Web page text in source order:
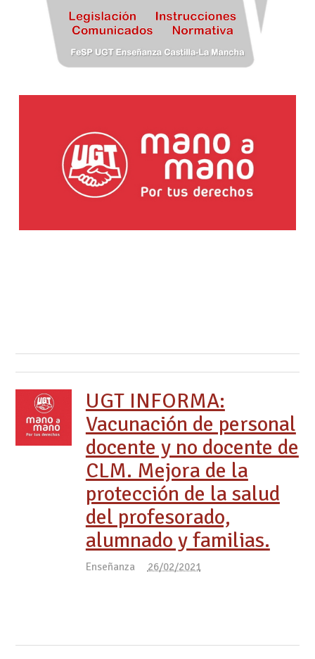
UGT INFORMA:
Vacunación de personal
docente y no docente de
CLM. Mejora de la
protección de la salud
del profesorado,
alumnado y familias.
Enseñanza 26/02/2021